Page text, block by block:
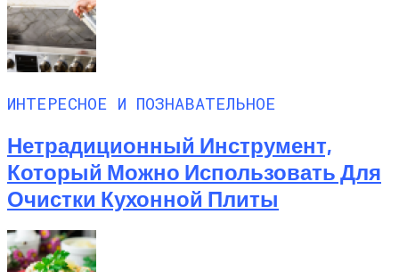
ИНТЕРЕСНОЕ И ПОЗНАВАТЕЛЬНОЕ
Нетрадиционный Инструмент,
Который Можно Использовать Для
Очистки Кухонной Плиты